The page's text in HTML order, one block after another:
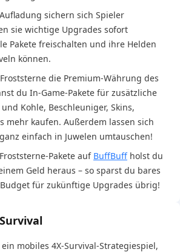
sichern sich Spieler
sie wichtige Upgrades sofort
Pakete freischalten und ihre Helden
können.
die Premium-Währung des
du In-Game-Pakete für zusätzliche
Kohle, Beschleuniger, Skins,
mehr kaufen. Außerdem lassen sich
einfach in Juwelen umtauschen!
Pakete auf BuffBuff holst du
Geld heraus – so sparst du bares
für zukünftige Upgrades übrig!
mobiles 4X-Survival-Strategiespiel,